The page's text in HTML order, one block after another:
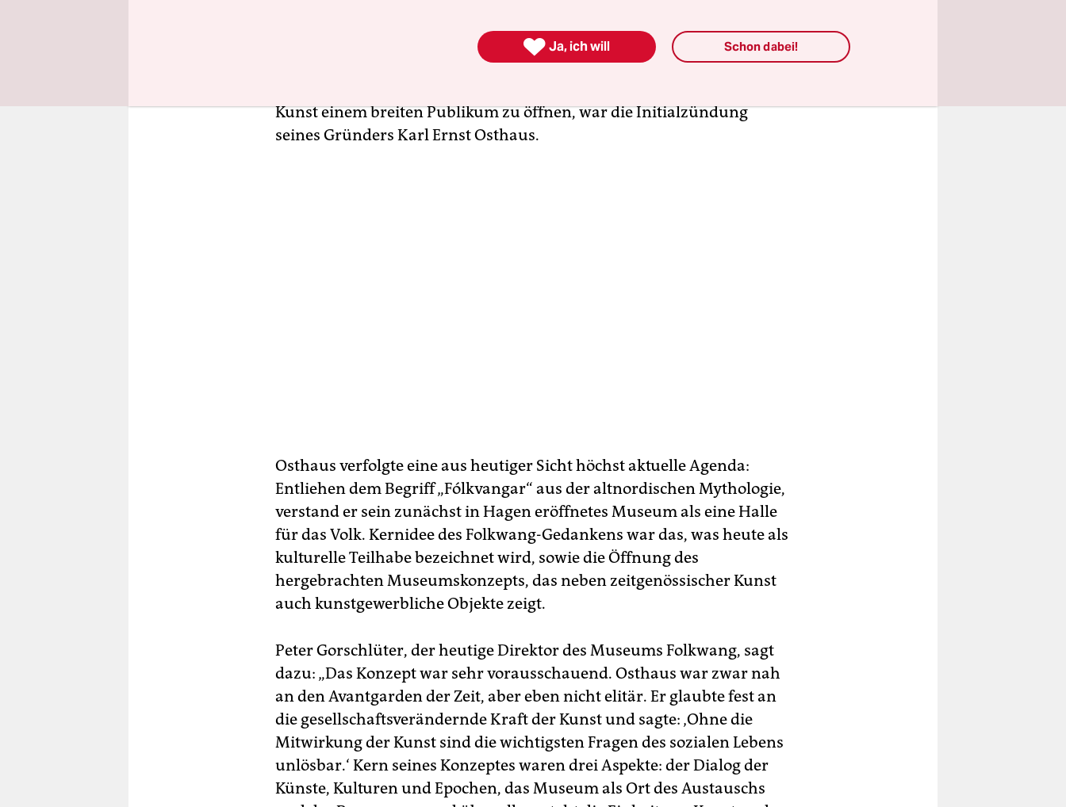
ohne finanzielle Barriere jedem zugänglich zu machen, ist
hierzulande leider immer noch die Ausnahme. Nicht zufällig aber ist
Kunst einem breiten Publikum zu öffnen, war die Initial­zündung
seines Gründers Karl Ernst Osthaus.
Osthaus verfolgte eine aus heutiger Sicht höchst aktuelle Agenda:
Entliehen dem Begriff „Fólkvangar“ aus der altnordischen Mythologie,
verstand er sein zunächst in Hagen eröffnetes Museum als eine Halle
für das Volk. Kernidee des Folkwang-Gedankens war das, was heute als
kulturelle Teilhabe bezeichnet wird, sowie die Öffnung des
hergebrachten Museumskonzepts, das neben zeitgenössischer Kunst
auch kunstgewerbliche Objekte zeigt.
Peter Gorschlüter, der heutige Direktor des Museums Folkwang, sagt
dazu: „Das Konzept war sehr vorausschauend. Osthaus war zwar nah
an den Avantgarden der Zeit, aber eben nicht elitär. Er glaubte fest an
die gesellschaftsverändernde Kraft der Kunst und sagte: ‚Ohne die
Mitwirkung der Kunst sind die wichtigsten Fragen des sozialen Lebens
unlösbar.‘ Kern seines Konzeptes waren drei Aspekte: der Dialog der
Künste, Kulturen und Epochen, das Museum als Ort des Austauschs
 Ja, ich will Schon dabei!